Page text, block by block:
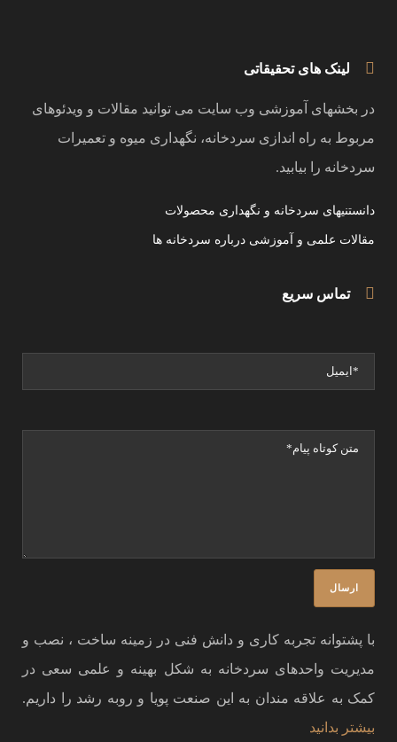
لینک های تحقیقاتی
در بخشهای آموزشی وب سایت می توانید مقالات و ویدئوهای
مربوط به راه اندازی سردخانه، نگهداری میوه و تعمیرات
سردخانه را بیابید.
دانستنیهای سردخانه و نگهداری محصولات
مقالات علمی و آموزشی درباره سردخانه ها
تماس سریع
با پشتوانه تجربه کاری و دانش فنی در زمینه ساخت ، نصب و
مدیریت واحدهای سردخانه به شکل بهینه و علمی سعی در
کمک به علاقه مندان به این صنعت پویا و روبه رشد را داریم.
بیشتر بدانید